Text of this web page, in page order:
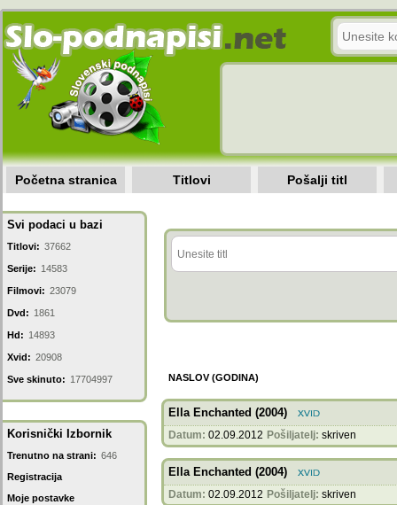
Početna stranica Titlovi Pošalji titl
Svi podaci u bazi
Titlovi: 37662
Serije: 14583
Filmovi: 23079
Dvd: 1861
Hd: 14893
Xvid: 20908
Sve skinuto: 17704997
Korisnički Izbornik
Trenutno na strani: 646
Registracija
Moje postavke
NASLOV (GODINA)
Ella Enchanted (2004)
Datum: 02.09.2012 Pošiljatelj: skriven
Ella Enchanted (2004)
Datum: 02.09.2012 Pošiljatelj: skriven